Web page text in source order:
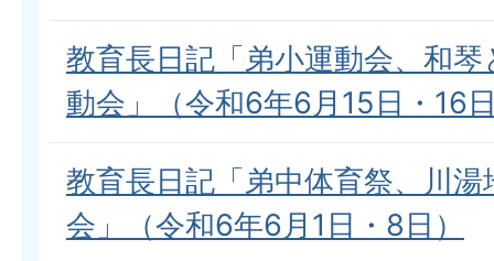
教育長日記「弟小運動会、和
動会」（令和6年6月15日・16
教育長日記「弟中体育祭、川
会」（令和6年6月1日・8日）